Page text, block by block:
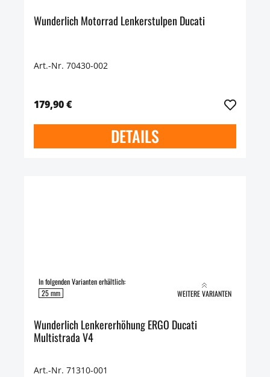
Wunderlich Motorrad Lenkerstulpen Ducati
Art.-Nr. 70430-002
179,90 €
DETAILS
In folgenden Varianten erhältlich:
25 mm
WEITERE VARIANTEN
Wunderlich Lenkererhöhung ERGO Ducati
Multistrada V4
Art.-Nr. 71310-001